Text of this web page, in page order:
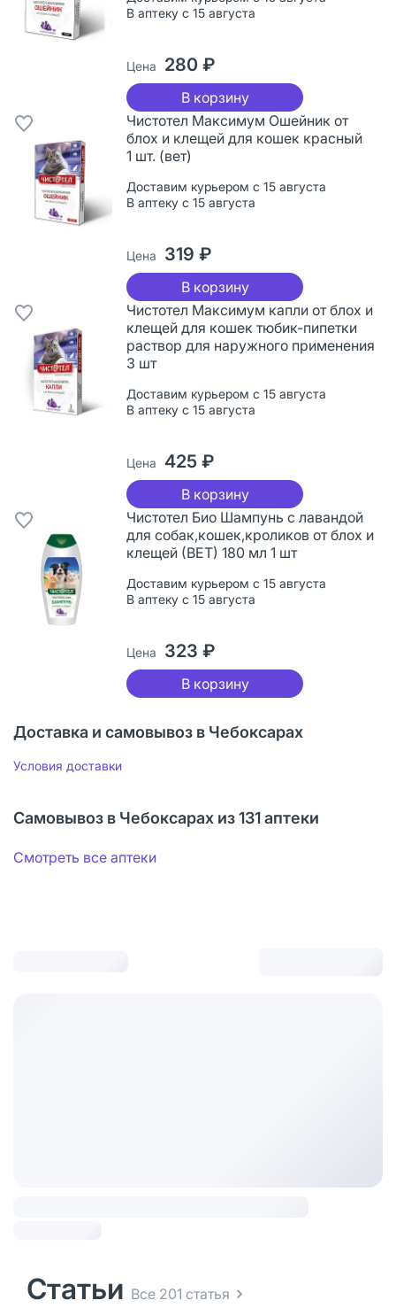
В аптеку с 15 августа
Цена 280 ₽
В корзину
Чистотел Максимум Ошейник от
блох и клещей для кошек красный
1 шт. (вет)
Доставим курьером с 15 августа
В аптеку с 15 августа
Цена 319 ₽
В корзину
Чистотел Максимум капли от блох и
клещей для кошек тюбик-пипетки
раствор для наружного применения
3 шт
Доставим курьером с 15 августа
В аптеку с 15 августа
Цена 425 ₽
В корзину
Чистотел Био Шампунь с лавандой
для собак,кошек,кроликов от блох и
клещей (ВЕТ) 180 мл 1 шт
Доставим курьером с 15 августа
В аптеку с 15 августа
Цена 323 ₽
В корзину
Доставка и самовывоз в Чебоксарах
Условия доставки
Самовывоз в Чебоксарах из 131 аптеки
Смотреть все аптеки
Статьи Все 201 статья